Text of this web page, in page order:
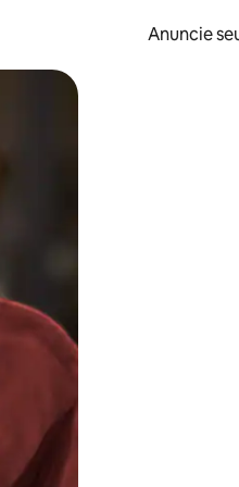
Anuncie
o dedo na tela.